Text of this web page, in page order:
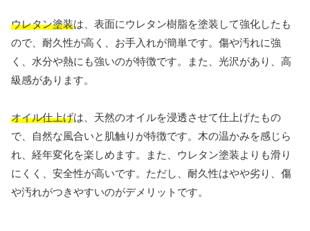
ウレタン塗装は、表面にウレタン樹脂を塗装して強化したも
ので、耐久性が高く、お手入れが簡単です。傷や汚れに強
く、水分や熱にも強いのが特徴です。また、光沢があり、高
級感があります。
オイル仕上げは、天然のオイルを浸透させて仕上げたもの
で、自然な風合いと肌触りが特徴です。木の温かみを感じら
れ、経年変化を楽しめます。また、ウレタン塗装よりも滑り
にくく、安全性が高いです。ただし、耐久性はやや劣り、傷
や汚れがつきやすいのがデメリットです。